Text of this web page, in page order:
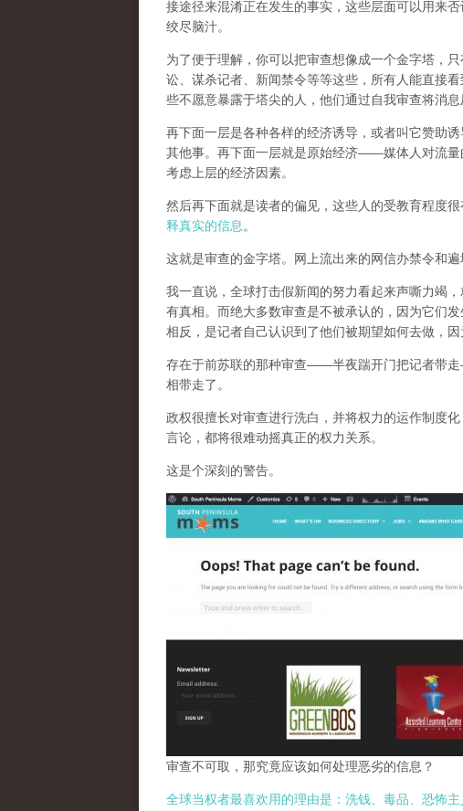
接途径来混淆正在发生的事实，这些层面可以用来
绞尽脑汁。
为了便于理解，你可以把审查想像成一个金字塔，
讼、谋杀记者、新闻禁令等等这些，所有人能直接
些不愿意暴露于塔尖的人，他们通过自我审查将消息
再下面一层是各种各样的经济诱导，或者叫它赞助
其他事。再下面一层就是原始经济——媒体人对流
考虑上层的经济因素。
然后再下面就是读者的偏见，这些人的受教育程度很
释真实的信息 。
这就是审查的金字塔。网上流出来的网信办禁令和
我一直说，全球打击假新闻的努力看起来声嘶力竭
有真相。而绝大多数审查是不被承认的，因为它们
相反，是记者自己认识到了他们被期望如何去做，
存在于前苏联的那种审查——半夜踹开门把记者带
相带走了。
政权很擅长对审查进行洗白，并将权力的运作制度
言论，都将很难动摇真正的权力关系。
这是个深刻的警告。
审查不可取，那究竟应该如何处理恶劣的信息？
全球当权者最喜欢用的理由是：洗钱、毒品、恐怖